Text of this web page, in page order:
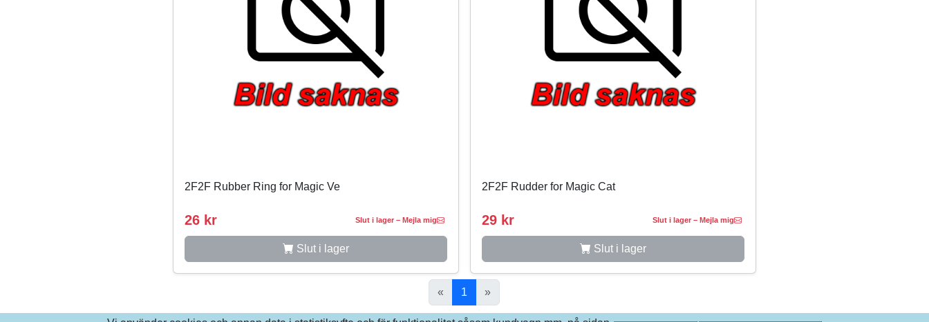
2F2F Rubber Ring for Magic Ve
26 kr Slut i lager – Mejla mig
Slut i lager
2F2F Rudder for Magic Cat
29 kr Slut i lager – Mejla mig
Slut i lager
« 1 »